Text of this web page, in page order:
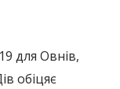
для Овнів,
обіцяє